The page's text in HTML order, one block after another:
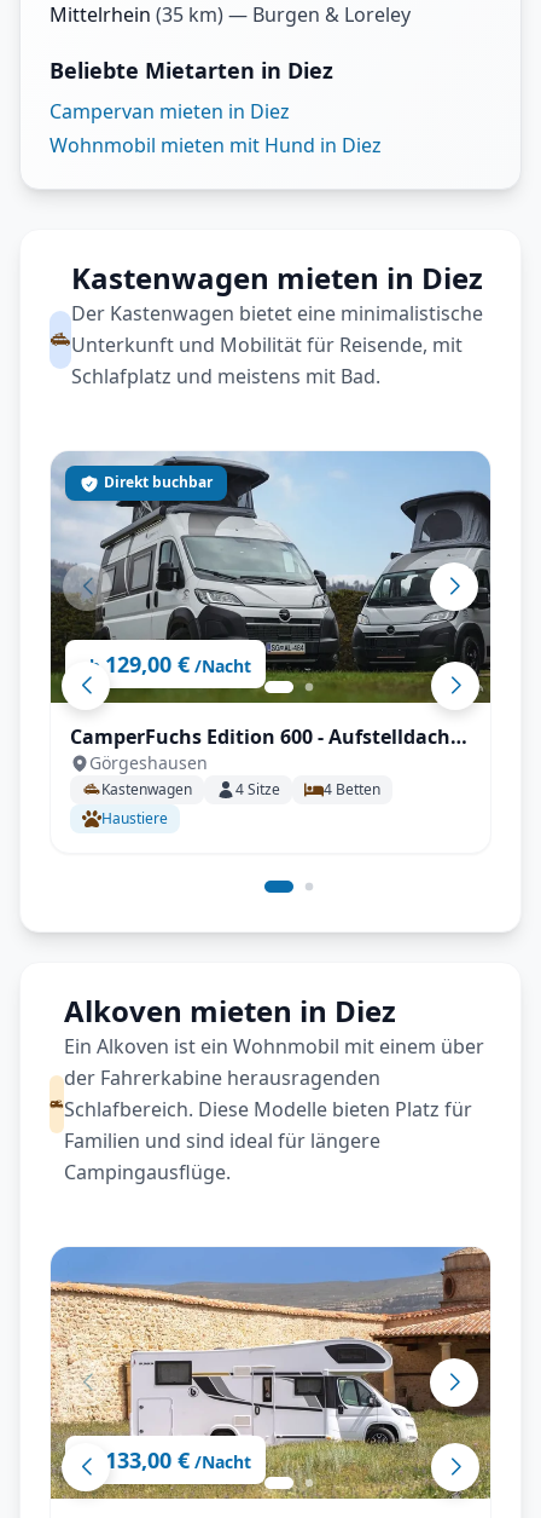
Mittelrhein (35 km) — Burgen & Loreley
Beliebte Mietarten in Diez
Campervan mieten in Diez
Wohnmobil mieten mit Hund in Diez
Kastenwagen mieten in Diez
Der Kastenwagen bietet eine minimalistische
Unterkunft und Mobilität für Reisende, mit
Schlafplatz und meistens mit Bad.
ab 129,00 € /Nacht
Direkt buchbar
CamperFuchs Edition 600 - Aufstelldach,
innovatives Design, hochwertig
verarbeitet mit vielen Extras
Görgeshausen
Kastenwagen 4Sitze 4 Betten
Haustiere
Alkoven mieten in Diez
Ein Alkoven ist ein Wohnmobil mit einem über
der Fahrerkabine herausragenden
Schlafbereich. Diese Modelle bieten Platz für
Familien und sind ideal für längere
Campingausflüge.
ab 133,00 € /Nacht